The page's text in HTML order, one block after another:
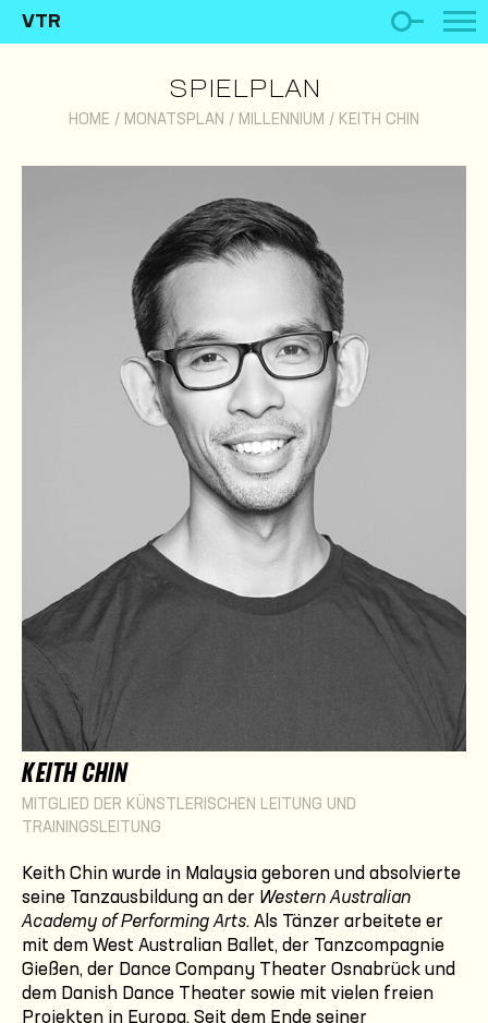
VTR
SPIELPLAN
HOME / MONATSPLAN / MILLENNIUM / KEITH CHIN
KEITH CHIN
MITGLIED DER KÜNSTLERISCHEN LEITUNG UND
TRAININGSLEITUNG
Keith Chin wurde in Malaysia geboren und absolvierte
seine Tanzausbildung an der Western Australian
Academy of Performing Arts. Als Tänzer arbeitete er
mit dem West Australian Ballet, der Tanzcompagnie
Gießen, der Dance Company Theater Osnabrück und
dem Danish Dance Theater sowie mit vielen freien
Projekten in Europa. Seit dem Ende seiner